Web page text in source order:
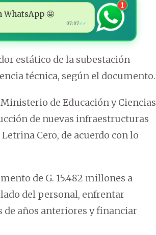
WhatsApp 🤩
07:07✓✓
1
estático de la subestación
técnica, según el documento.
de Educación y Ciencias
de nuevas infraestructuras
Cero, de acuerdo con lo
de G. 15.482 millones a
del personal, enfrentar
años anteriores y financiar